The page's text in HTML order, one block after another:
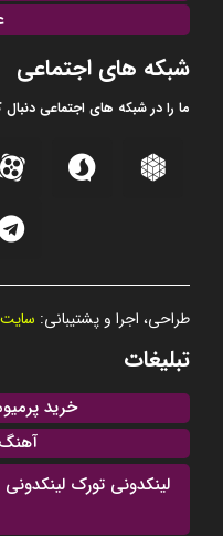
شبکه های اجتماعی
ما را در شبکه های اجتماعی دنبال
طراحی، اجرا و پشتیبانی: سایت
تبلیغات
خرید
لینکدونی تورک لینکدونی